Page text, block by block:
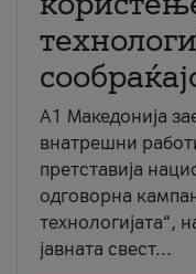
A1 Македонија
внатрешни
претставија
одговорна
технологијата“,
јавната свест...